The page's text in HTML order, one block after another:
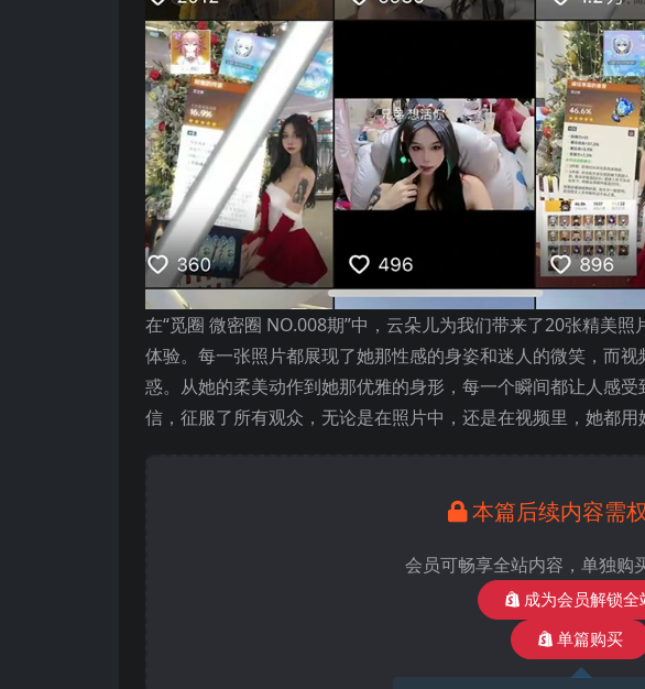
在“觅圈 微密圈 NO.008期”中，云朵儿为我们带来了20张精美
体验。每一张照片都展现了她那性感的身姿和迷人的微笑，而
惑。从她的柔美动作到她那优雅的身形，每一个瞬间都让人感
信，征服了所有观众，无论是在照片中，还是在视频里，她都用
本篇后续内容需
会员可畅享全站内容，单独购
成为会员解锁全
单篇购买